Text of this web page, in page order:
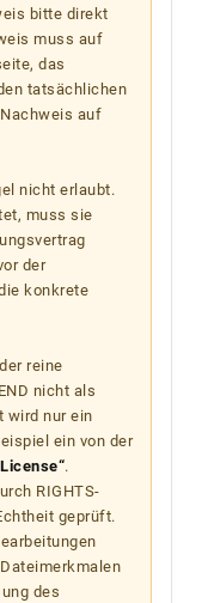
bitte direkt
muss auf
das
tatsächlichen
auf
nicht erlaubt.
muss sie
der
konkrete
reine
nicht als
wird nur ein
ein von der
.
RIGHTS-
geprüft.
des